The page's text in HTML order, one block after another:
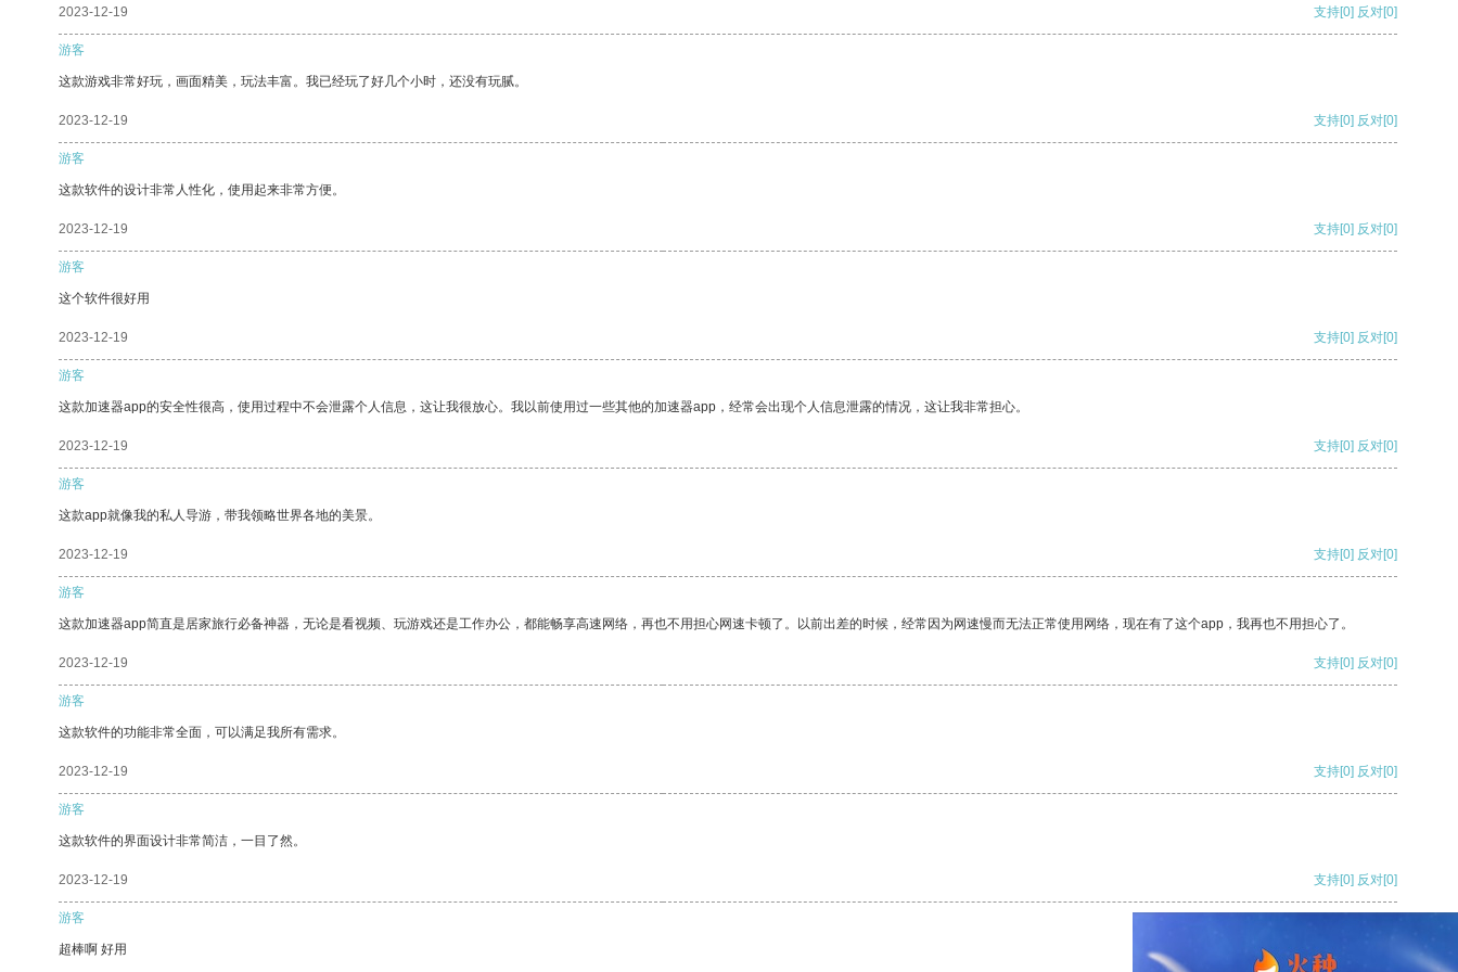
2023-12-19 支持[0] 反对[0]
游客
这款游戏非常好玩，画面精美，玩法丰富。我已经玩了好几个小时，还没有玩腻。
2023-12-19 支持[0] 反对[0]
游客
这款软件的设计非常人性化，使用起来非常方便。
2023-12-19 支持[0] 反对[0]
游客
这个软件很好用
2023-12-19 支持[0] 反对[0]
游客
这款加速器app的安全性很高，使用过程中不会泄露个人信息，这让我很放心。我以前使用过一些其他的加速器app，经常会出现个人信息泄露的情况，这让我非常担心。
2023-12-19 支持[0] 反对[0]
游客
这款app就像我的私人导游，带我领略世界各地的美景。
2023-12-19 支持[0] 反对[0]
游客
这款加速器app简直是居家旅行必备神器，无论是看视频、玩游戏还是工作办公，都能畅享高速网络，再也不用担心网速卡顿了。以前出差的时候，经常因为网速慢而无法正常使用网络，现在有了这个app，我再也不用担心了。
2023-12-19 支持[0] 反对[0]
游客
这款软件的功能非常全面，可以满足我所有需求。
2023-12-19 支持[0] 反对[0]
游客
这款软件的界面设计非常简洁，一目了然。
2023-12-19 支持[0] 反对[0]
游客
超棒啊 好用